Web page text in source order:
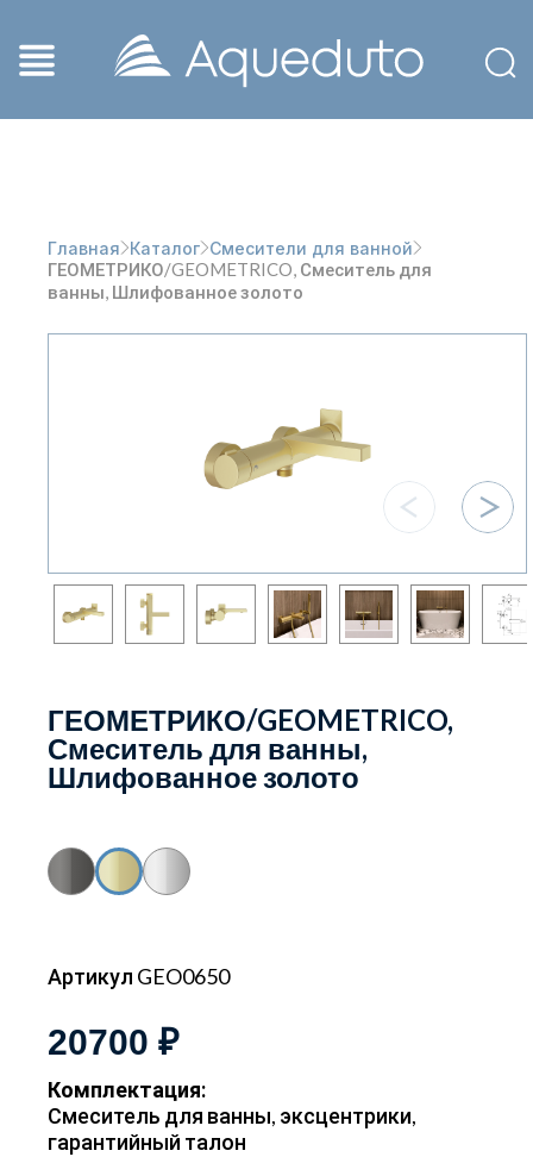
Главная Каталог Смесители для ванной
ГЕОМЕТРИКО/GEOMETRICO, Смеситель для
ванны, Шлифованное золото
ГЕОМЕТРИКО/GEOMETRICO,
Смеситель для ванны,
Шлифованное золото
Артикул GEO0650
20700 ₽
Комплектация:
Смеситель для ванны, эксцентрики,
гарантийный талон